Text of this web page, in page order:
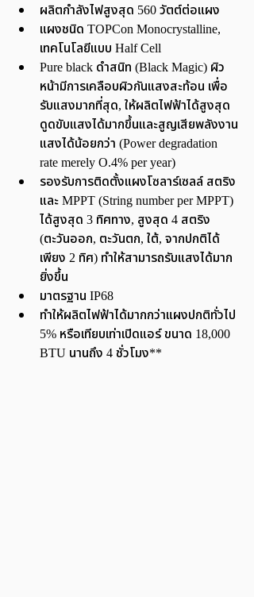
ผลิตกำลังไฟสูงสุด 560 วัตต์ต่อแผง
แผงชนิด TOPCon Monocrystalline,
เทคโนโลยีแบบ Half Cell
Pure black ดำสนิท (Black Magic) ผิว
หน้ามีการเคลือบผิวกันแสงสะท้อน เพื่อ
รับแสงมากที่สุด, ให้ผลิตไฟฟ้าได้สูงสุด
ดูดขับแสงได้มากขึ้นและสูญเสียพลังงาน
แสงได้น้อยกว่า (Power degradation
rate merely O.4% per year)
รองรับการติดตั้งแผงโซลาร์เซลล์ สตริง
และ MPPT (String number per MPPT)
ได้สูงสุด 3 ทิศทาง, สูงสุด 4 สตริง
(ตะวันออก, ตะวันตก, ใต้, จากปกติได้
เพียง 2 ทิศ) ทำให้สามารถรับแสงได้มาก
ยิ่งขึ้น
มาตรฐาน IP68
ทำให้ผลิตไฟฟ้าได้มากกว่าแผงปกติทั่วไป
5% หรือเทียบเท่าเปิดแอร์ ขนาด 18,000
BTU นานถึง 4 ชั่วโมง**